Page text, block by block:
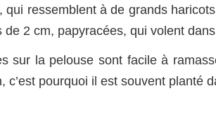
ressemblent à de grands
2 cm, papyracées, qui volent
sur la pelouse sont facile à
c’est pourquoi il est souvent planté